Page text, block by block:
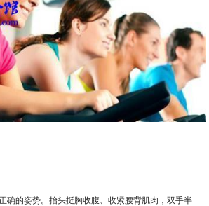
确的姿势。抬头挺胸收腹、收紧腰背肌肉，双手半